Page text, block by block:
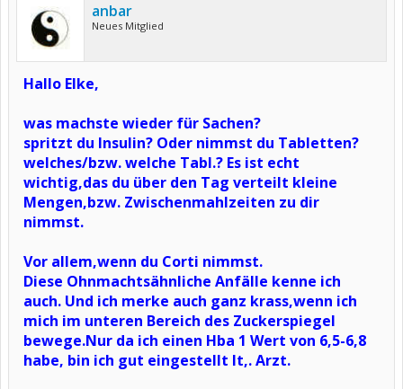
anbar
Neues Mitglied
Hallo Elke,
was machste wieder für Sachen?
spritzt du Insulin? Oder nimmst du Tabletten?
welches/bzw. welche Tabl.? Es ist echt
wichtig,das du über den Tag verteilt kleine
Mengen,bzw. Zwischenmahlzeiten zu dir
nimmst.
Vor allem,wenn du Corti nimmst.
Diese Ohnmachtsähnliche Anfälle kenne ich
auch. Und ich merke auch ganz krass,wenn ich
mich im unteren Bereich des Zuckerspiegel
bewege.Nur da ich einen Hba 1 Wert von 6,5-6,8
habe, bin ich gut eingestellt lt,. Arzt.